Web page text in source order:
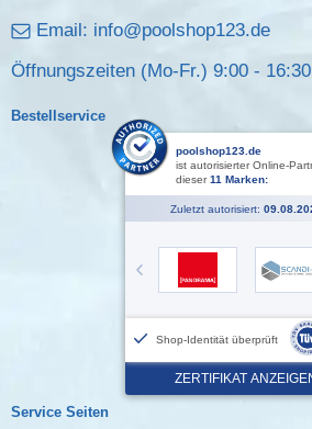
Email: info@poolshop123.de
Öffnungszeiten (Mo-Fr.) 9:00 - 16:30
Bestellservice
Service Seiten